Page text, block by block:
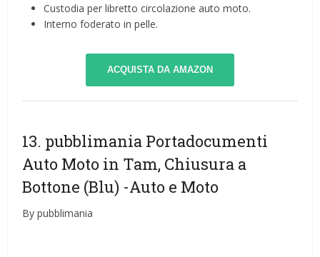
Custodia per libretto circolazione auto moto.
Interno foderato in pelle.
ACQUISTA DA AMAZON
13. pubblimania Portadocumenti
Auto Moto in Tam, Chiusura a
Bottone (Blu) -Auto e Moto
By pubblimania